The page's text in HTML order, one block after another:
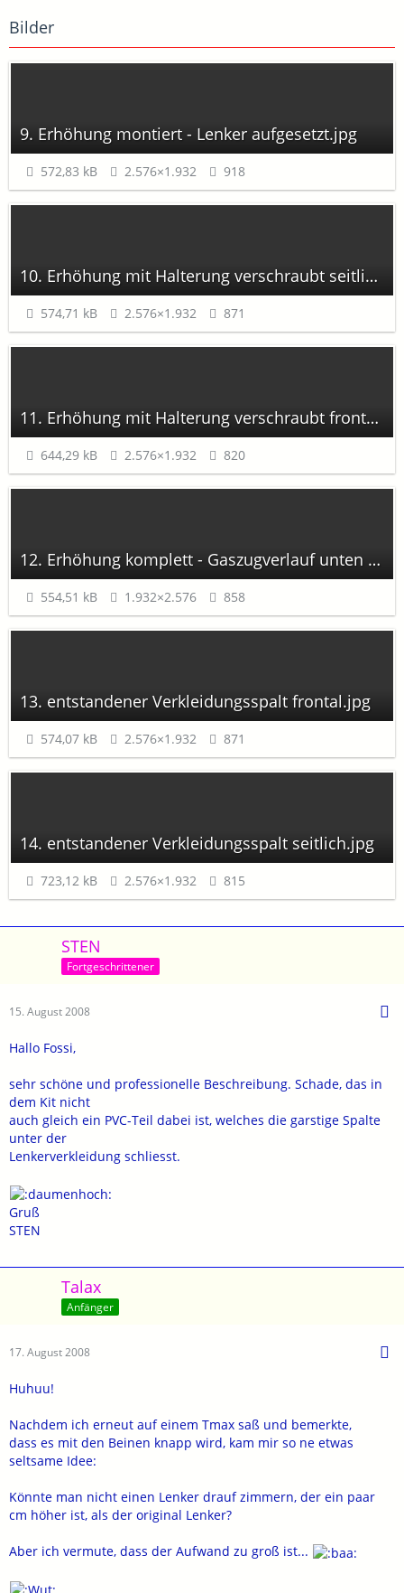
Bilder
9. Erhöhung montiert - Lenker aufgesetzt.jpg
572,83 kB 2.576×1.932 918
10. Erhöhung mit Halterung verschraubt seitlich.jpg
574,71 kB 2.576×1.932 871
11. Erhöhung mit Halterung verschraubt frontal.jpg
644,29 kB 2.576×1.932 820
12. Erhöhung komplett - Gaszugverlauf unten rechts.jpg
554,51 kB 1.932×2.576 858
13. entstandener Verkleidungsspalt frontal.jpg
574,07 kB 2.576×1.932 871
14. entstandener Verkleidungsspalt seitlich.jpg
723,12 kB 2.576×1.932 815
STEN
Fortgeschrittener
15. August 2008
Hallo Fossi,
sehr schöne und professionelle Beschreibung. Schade, das in
dem Kit nicht
auch gleich ein PVC-Teil dabei ist, welches die garstige Spalte
unter der
Lenkerverkleidung schliesst.
Gruß
STEN
Talax
Anfänger
17. August 2008
Huhuu!
Nachdem ich erneut auf einem Tmax saß und bemerkte,
dass es mit den Beinen knapp wird, kam mir so ne etwas
seltsame Idee:
Könnte man nicht einen Lenker drauf zimmern, der ein paar
cm höher ist, als der original Lenker?
Aber ich vermute, dass der Aufwand zu groß ist...